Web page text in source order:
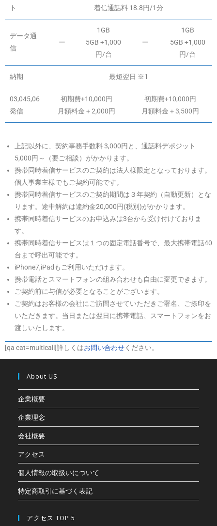
ト
着信通話料 18.8円/1分
データ通
信
ー
1GB
5GB +1,000
円/台
ー
1GB
5GB +1,000
円/台
納期 最短翌日 ※1
03,045,06
発信
初期費+10,000円
月額料金＋2,000円
初期費+10,000円
月額料金＋3,500円
上記以外に、契約事務手数料 3,000円と、通話料デポジット
5,000円～（要ご相談）がかかります。
携帯同時着信サービスのご契約は法人様限定となっております。
個人事業主様でもご契約可能です。
携帯同時着信サービスのご契約期間は３年契約（自動更新）とな
ります。途中解約は違約金20,000円(税別)がかかります。
携帯同時着信サービスのお申込みは3台から受け付けておりま
す。
携帯同時着信サービスは１つの固定電話番号で、最大携帯電話40
台まで呼出可能です。
iPhone7,iPadもご利用いただけます。
携帯電話とスマートフォンの組み合わせも自由に変更できます。
ご契約前に与信が必要となることがございます。
ご契約はお客様の会社にご訪問させていただきご署名、ご捺印を
いただきます。当日または翌日に携帯電話、スマートフォンをお
渡しいたします。
[qa cat=multicall]詳しくはお問い合わせください。
About US
企業概要
企業理念
会社概要
アクセス
個人情報の取扱いについて
特定商取引に基づく表記
アクセス TOP 5